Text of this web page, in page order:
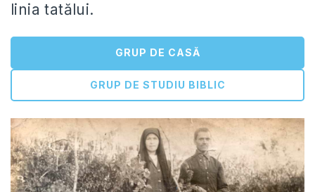
linia tatălui.
GRUP DE CASĂ
GRUP DE STUDIU BIBLIC